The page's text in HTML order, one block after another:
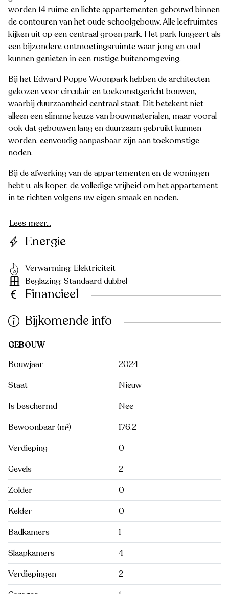
worden 14 ruime en lichte appartementen gebouwd binnen
de contouren van het oude schoolgebouw. Alle leefruimtes
kijken uit op een centraal groen park. Het park fungeert als
een bijzondere ontmoetingsruimte waar jong en oud
kunnen genieten in een rustige buitenomgeving.
Bij het Edward Poppe Woonpark hebben de architecten
gekozen voor circulair en toekomstgericht bouwen,
waarbij duurzaamheid centraal staat. Dit betekent niet
alleen een slimme keuze van bouwmaterialen, maar vooral
ook dat gebouwen lang en duurzaam gebruikt kunnen
worden, eenvoudig aanpasbaar zijn aan toekomstige
noden.
Bij de afwerking van de appartementen en de woningen
hebt u, als koper, de volledige vrijheid om het appartement
in te richten volgens uw eigen smaak en noden.
Lees meer...
Energie
Verwarming: Elektriciteit
Beglazing: Standaard dubbel
Financieel
Bijkomende info
GEBOUW
Bouwjaar
2024
Staat
Nieuw
Is beschermd
Nee
Bewoonbaar (m²)
176.2
Verdieping
0
Gevels
2
Zolder
0
Kelder
0
Badkamers
1
Slaapkamers
4
Verdiepingen
2